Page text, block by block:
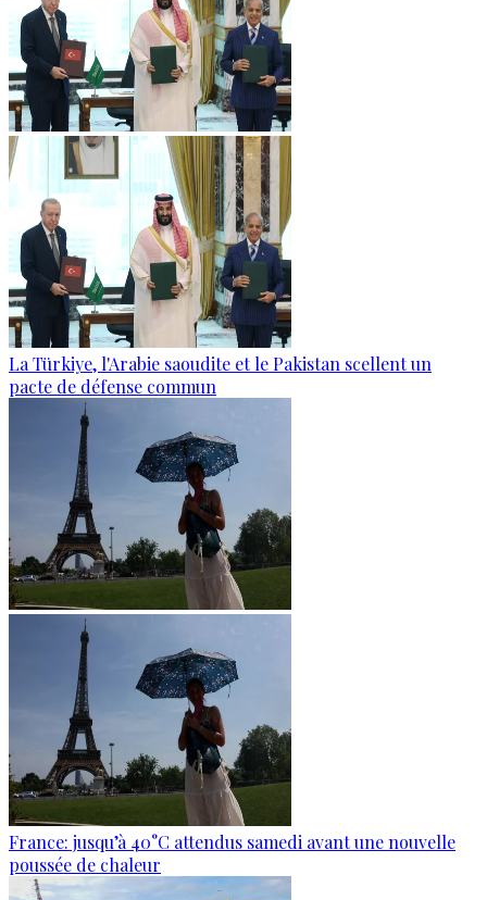
La Türkiye, l'Arabie saoudite et le Pakistan scellent un
pacte de défense commun
France: jusqu’à 40°C attendus samedi avant une nouvelle
poussée de chaleur